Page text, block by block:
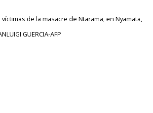
de la masacre de Ntarama, en Nyamata,
GUERCIA-AFP